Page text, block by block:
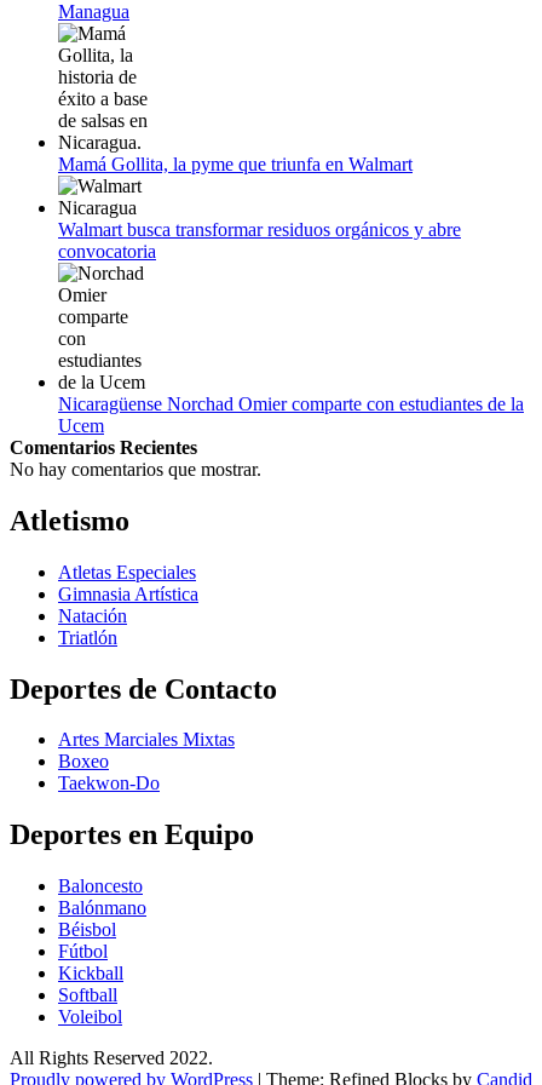
Managua
Mamá Gollita, la pyme que triunfa en Walmart
Walmart busca transformar residuos orgánicos y abre
convocatoria
Nicaragüense Norchad Omier comparte con estudiantes de la
Ucem
Comentarios Recientes
No hay comentarios que mostrar.
Atletismo
Atletas Especiales
Gimnasia Artística
Natación​
Triatlón​
Deportes de Contacto
Artes Marciales Mixtas
Boxeo
Taekwon-Do
Deportes en Equipo
Baloncesto
Balónmano
Béisbol
Fútbol
Kickball​
Softball​
Voleibol​
All Rights Reserved 2022.
Proudly powered by WordPress | Theme: Refined Blocks by Candid